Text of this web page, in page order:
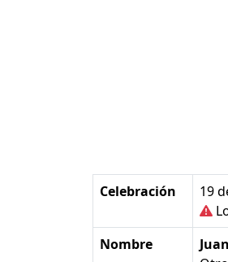
Celebración 19
Nombre
Juan